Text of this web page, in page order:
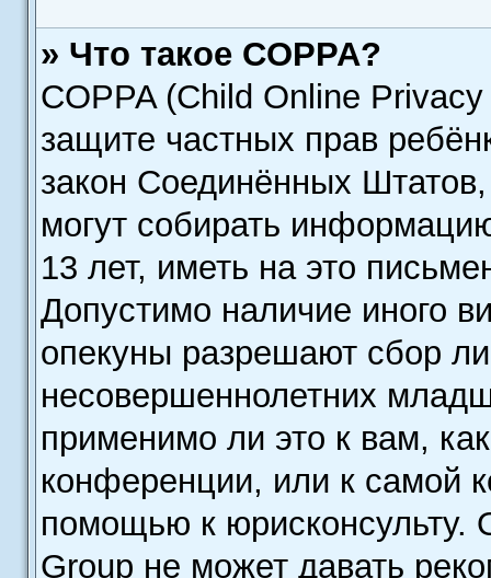
» Что такое COPPA?
COPPA (Child Online
защите частных прав
закон Соединённых
могут собирать
13 лет, иметь на это
Допустимо наличие иного
опекуны разрешают сбор
несовершеннолетних
применимо ли это к вам,
конференции, или к самой
помощью к юрисконсульту.
Group не может давать